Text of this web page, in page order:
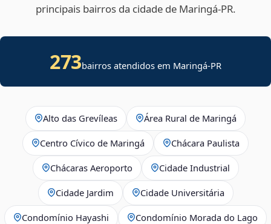
principais bairros da cidade de Maringá‑PR.
273bairros atendidos em Maringá-PR
Alto das Grevíleas Área Rural de Maringá
Centro Cívico de Maringá Chácara Paulista
Chácaras Aeroporto Cidade Industrial
Cidade Jardim Cidade Universitária
Condomínio Hayashi Condomínio Morada do Lago